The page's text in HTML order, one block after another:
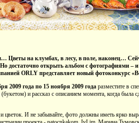
Цветы на клумбах, в лесу, в поле, наконец…
достаточно открыть альбом с фотографиями –
ORLY представляет новый фотоконкурс
2009 года по 15 ноября 2009 года разместите в
и рассказ с описанием момента, когда была
цветок. И не забывайте, фото должны иметь ярко